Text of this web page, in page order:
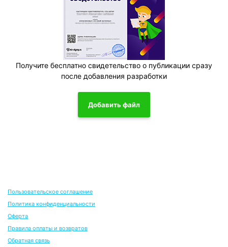
Получите бесплатно свидетельство о публикации сразу
после добавления разработки
Добавить файл
Пользовательское соглашение
Политика конфиденциальности
Оферта
Правила оплаты и возвратов
Обратная связь